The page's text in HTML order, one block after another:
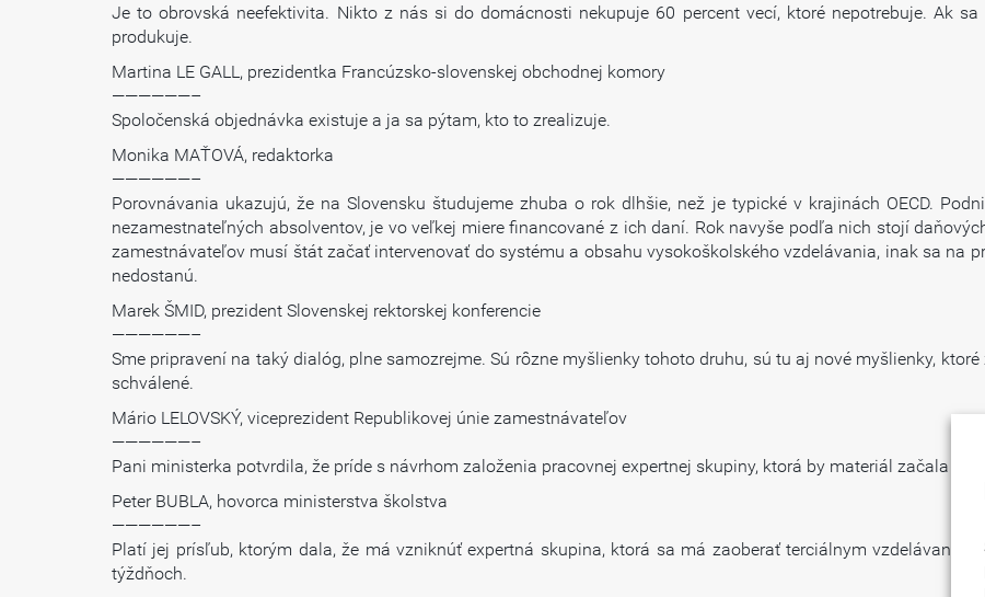
Je to obrovská neefektivita. Nikto z nás si do domácnosti nekupuje 60 percent vecí, ktoré nepotrebuje. Ak
produkuje.
Martina LE GALL, prezidentka Francúzsko-slovenskej obchodnej komory
——————–
Spoločenská objednávka existuje a ja sa pýtam, kto to zrealizuje.
Monika MAŤOVÁ, redaktorka
——————–
Porovnávania ukazujú, že na Slovensku študujeme zhuba o rok dlhšie, než je typické v krajinách OECD.
nezamestnateľných absolventov, je vo veľkej miere financované z ich daní. Rok navyše podľa nich stojí
zamestnávateľov musí štát začať intervenovať do systému a obsahu vysokoškolského vzdelávania, inak sa na
nedostanú.
Marek ŠMID, prezident Slovenskej rektorskej konferencie
——————–
Sme pripravení na taký dialóg, plne samozrejme. Sú rôzne myšlienky tohoto druhu, sú tu aj nové myšlienky,
schválené.
Mário LELOVSKÝ, viceprezident Republikovej únie zamestnávateľov
——————–
Pani ministerka potvrdila, že príde s návrhom založenia pracovnej expertnej skupiny, ktorá by materiál začala
Peter BUBLA, hovorca ministerstva školstva
——————–
Platí jej prísľub, ktorým dala, že má vzniknúť expertná skupina, ktorá sa má zaoberať terciálnym vzdelávaním.
týždňoch.